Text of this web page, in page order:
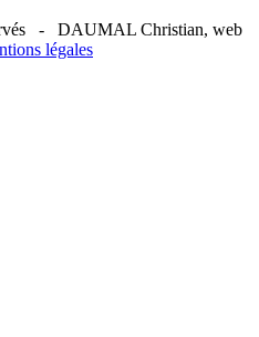
- DAUMAL Christian, web
légales